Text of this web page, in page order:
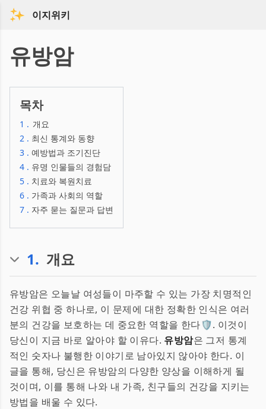
이지위키
유방암
목차
1 . 개요
2 . 최신 통계와 동향
3 . 예방법과 조기진단
4 . 유명 인물들의 경험담
5 . 치료와 복원치료
6 . 가족과 사회의 역할
7 . 자주 묻는 질문과 답변
1. 개요
유방암은 오늘날 여성들이 마주할 수 있는 가장 치명적인
건강 위협 중 하나로, 이 문제에 대한 정확한 인식은 여러
분의 건강을 보호하는 데 중요한 역할을 한다🛡️. 이것이
당신이 지금 바로 알아야 할 이유다. 유방암은 그저 통계
적인 숫자나 불행한 이야기로 남아있지 않아야 한다. 이
글을 통해, 당신은 유방암의 다양한 양상을 이해하게 될
것이며, 이를 통해 나와 내 가족, 친구들의 건강을 지키는
방법을 배울 수 있다.